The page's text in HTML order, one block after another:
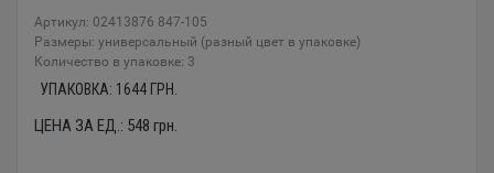
Артикул: 02413876 847-105
Размеры: универсальный (разный цвет в упаковке)
Количество в упаковке: 3
УПАКОВКА: 1644 ГРН.
ЦЕНА ЗА ЕД.: 548 грн.